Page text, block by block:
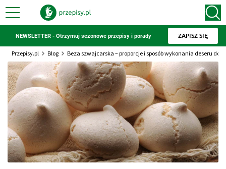
NEWSLETTER - Otrzymuj sezonowe przepisy i porady ZAPISZ SIĘ
Przepisy.pl Blog Beza szwajcarska – proporcje i sposób wykonania deseru do